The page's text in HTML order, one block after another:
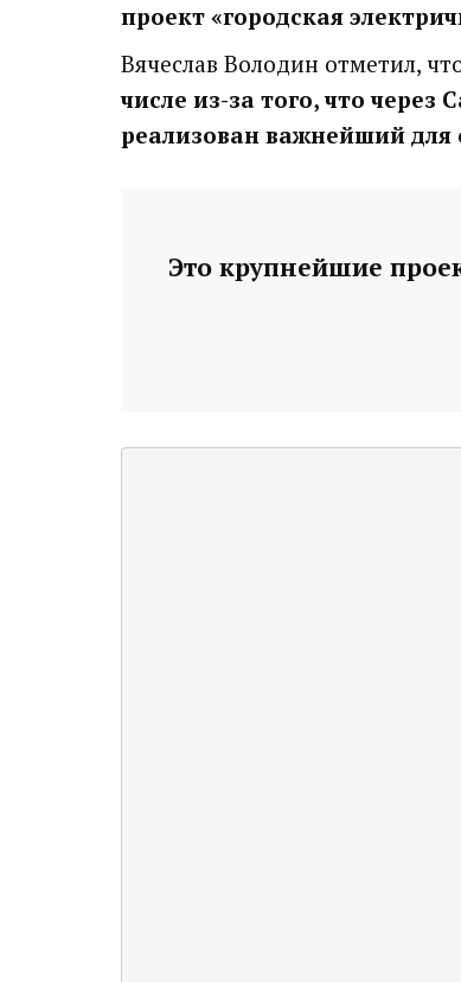
проект «городская
Вячеслав Володин отметил,
числе из-за того, что через
реализован важнейший
Это крупнейшие